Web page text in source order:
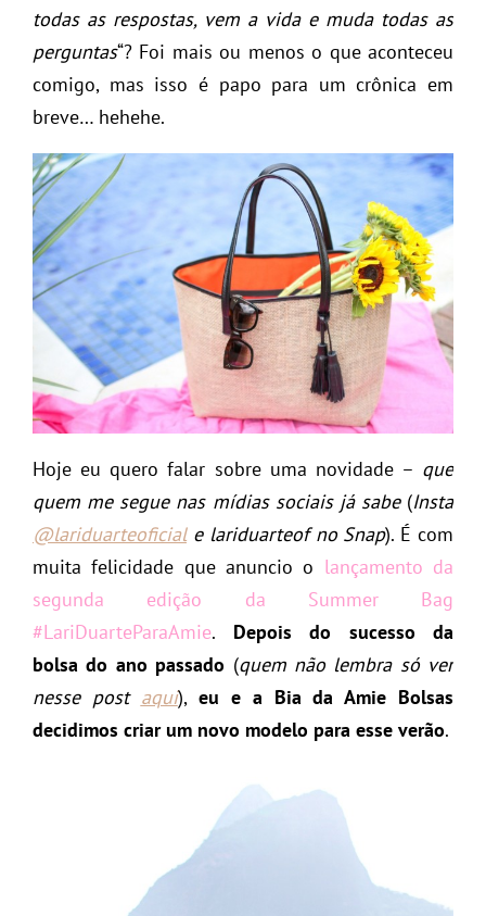
todas as respostas, vem a vida e muda todas as
perguntas“? Foi mais ou menos o que aconteceu
comigo, mas isso é papo para um crônica em
breve… hehehe.
Hoje eu quero falar sobre uma novidade – que
quem me segue nas mídias sociais já sabe(Insta
@lariduarteoficiale lariduarteof no Snap). É com
muita felicidade que anuncio o lançamento da
segunda edição da Summer Bag
#LariDuarteParaAmie. Depois do sucesso da
bolsa do ano passado (quem não lembra só ver
nesse post aqui),eu e a Bia da Amie Bolsas
decidimos criar um novo modelo para esse verão.